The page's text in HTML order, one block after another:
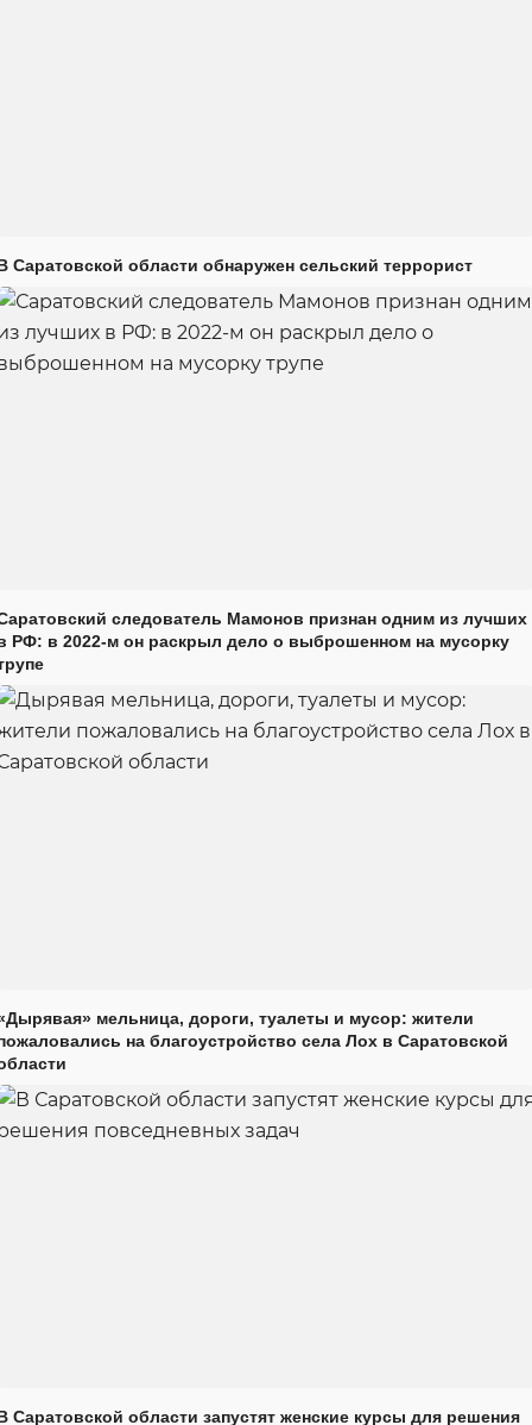
Саратовской области обнаружен сельский террорист
следователь Мамонов признан одним из лучших
РФ: в 2022-м он раскрыл дело о выброшенном на мусорку
мельница, дороги, туалеты и мусор: жители
на благоустройство села Лох в Саратовской
Саратовской области запустят женские курсы для решения